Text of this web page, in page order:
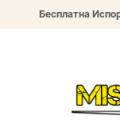
Бесплатна